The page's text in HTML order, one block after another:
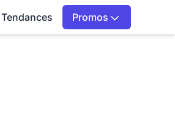
Tendances Promos